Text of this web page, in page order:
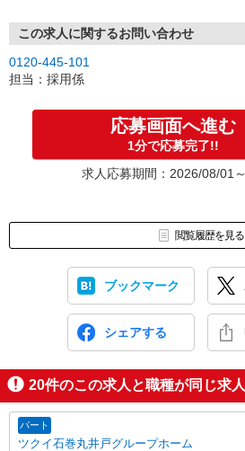
この求人に関するお問い合わせ
0120-445-101
担当：採用係
応募画面へ進む
1分で応募完了!!
求人応募期間：2026/08/01
閲覧履歴を見る
ブックマーク
シェアする
20件のこの求人と職種が同じ求人
パート
ツクイ石巻丸井戸グループホーム